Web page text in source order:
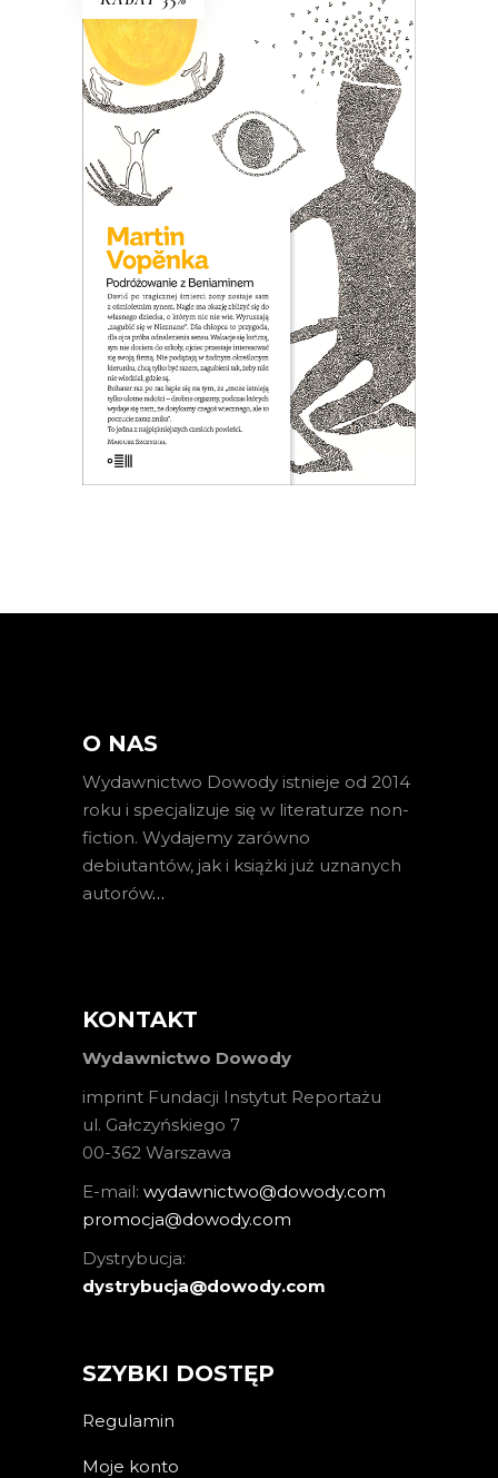
E-BOOK DO KOSZYKA
PODRÓŻOWANIE Z
BENIAMINEM
David po śmierci żony zostaje sam z
ośmioletnim synem. Nagle jest wolny,
czuje, że nic go nie trzyma w Pradze i
ma okazję zbliżyć się do własnego
dziecka, o którym nic nie wie. Wpada na
pomysł, że wyruszą razem „zagubić się
w Nieznane”…
40.00zł 26.00zł
KSIĄŻKA DO KOSZYKA
O NAS
Wydawnictwo Dowody istnieje od 2014
roku i specjalizuje się w literaturze non-
fiction. Wydajemy zarówno
debiutantów, jak i książki już uznanych
autorów…
KONTAKT
Wydawnictwo Dowody
imprint Fundacji Instytut Reportażu
ul. Gałczyńskiego 7
00-362 Warszawa
E-mail: wydawnictwo@dowody.com
promocja@dowody.com
Dystrybucja:
dystrybucja@dowody.com
SZYBKI DOSTĘP
Regulamin
Moje konto